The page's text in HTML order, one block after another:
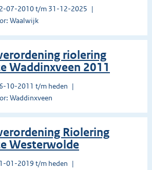
07-2010 t/m 31-12-2025
Waalwijk
riolering
Waddinxveen 2011
10-2011 t/m heden
Waddinxveen
Riolering
Westerwolde
01-2019 t/m heden